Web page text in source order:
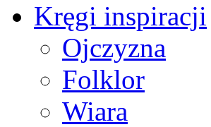
Kręgi inspiracji
Ojczyzna
Folklor
Wiara